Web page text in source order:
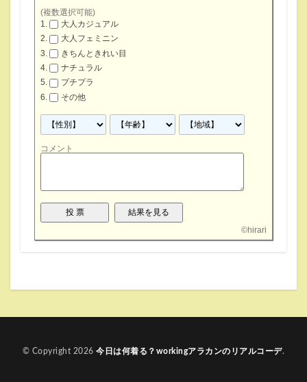
(複数選択可能)
大人カジュアル
大人フェミニン
きちんときれい目
ナチュラル
プチプラ
その他
コメント
©hirari
© Copyright 2026今日は何着る？workingアラカンのリアルコーデ.